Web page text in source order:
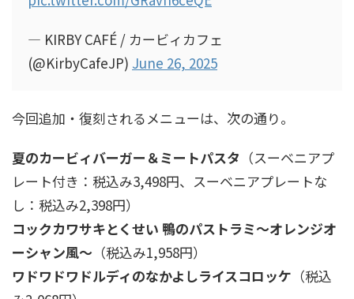
— KIRBY CAFÉ / カービィカフェ
(@KirbyCafeJP) June 26, 2025
今回追加・復刻されるメニューは、次の通り。
夏のカービィバーガー＆ミートパスタ （スーベニアプ
レート付き：税込み3,498円、スーベニアプレートな
し：税込み2,398円）
コックカワサキとくせい 鴨のパストラミ～オレンジオ
ーシャン風～ （税込み1,958円）
ワドワドワドルディのなかよしライスコロッケ （税込